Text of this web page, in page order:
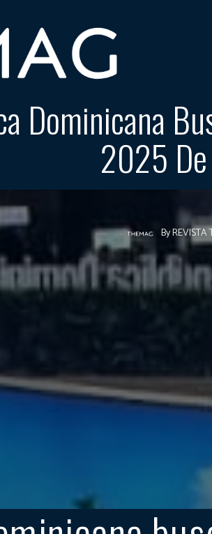
Dominicana
2025
ByREVISTA